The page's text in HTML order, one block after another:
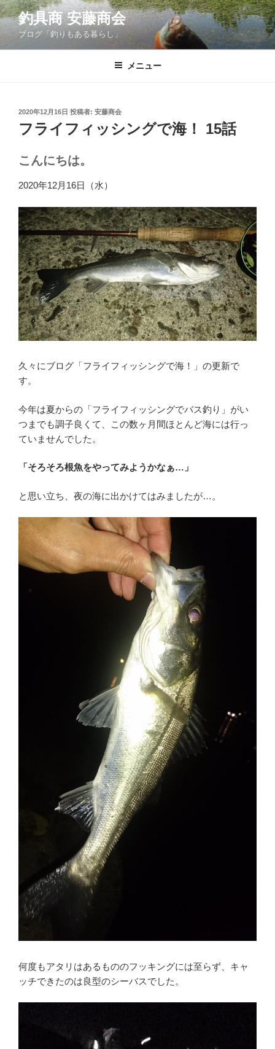
コ
ン
テ
ン
釣具商 安藤商会
ブログ「釣りもある暮らし」
メニュー
投
稿
日:
2020年12月16日 投稿者: 安藤商会
フライフィッシングで海！ 15話
こんにちは。
2020年12月16日（水）
久々にブログ「フライフィッシングで海！」の更新で
す。
今年は夏からの「フライフィッシングでバス釣り」がい
つまでも調子良くて、この数ヶ月間ほとんど海には行っ
ていませんでした。
「そろそろ根魚をやってみようかなぁ…」
と思い立ち、夜の海に出かけてはみましたが…。
何度もアタリはあるもののフッキングには至らず、キャ
ッチできたのは良型のシーバスでした。